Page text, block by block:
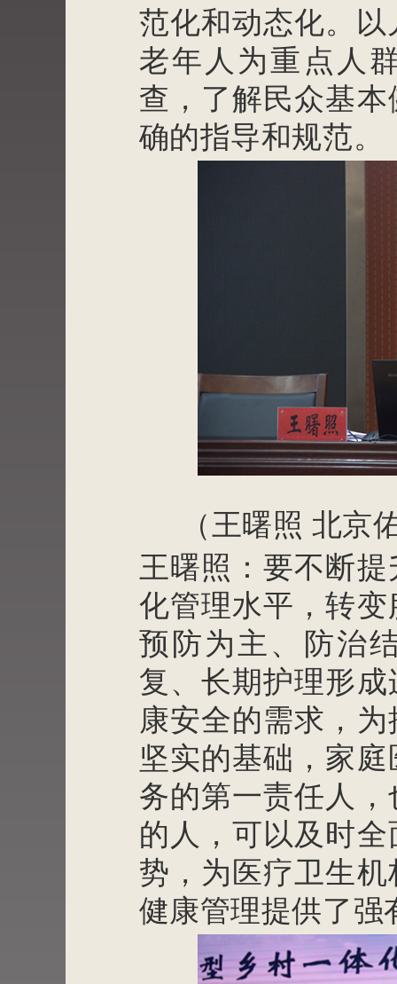
范化和动态化。
老年人为重点人
查，了解民众基
确的指导和规范。
（王曙照 北京
王曙照：要不断
化管理水平，转
预防为主、防治
复、长期护理形
康安全的需求，
坚实的基础，家
务的第一责任人
的人，可以及时
势，为医疗卫生
健康管理提供了强